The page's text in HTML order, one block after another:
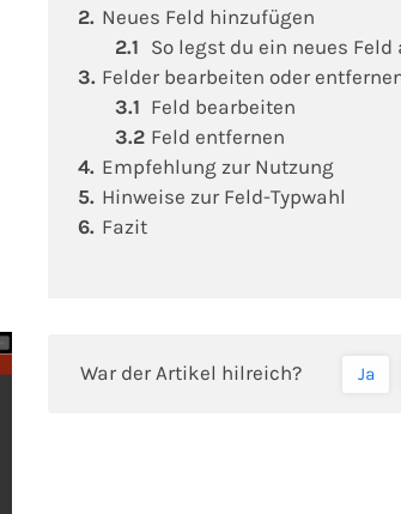
Neues Feld hinzufügen
So legst du ein neues Feld
Felder bearbeiten oder
Feld bearbeiten
Feld entfernen
Empfehlung zur Nutzung
Hinweise zur Feld-Typwahl
Fazit
War der Artikel hilreich? Ja